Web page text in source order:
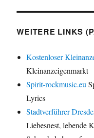
WEITERE LINKS
Kostenloser
Kleinanzeigenmarkt
Spirit-rockmusic.eu
Lyrics
Stadtverführer
Liebesnest, lebende